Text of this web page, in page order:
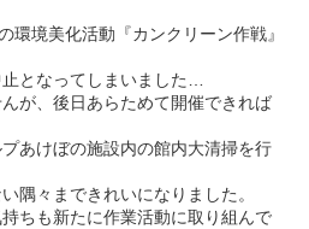
環境美化活動『カンクリーン作戦』
となってしまいました…
が、後日あらためて開催できれば
あけぼの施設内の館内大清掃を行
隅々まできれいになりました。
ちも新たに作業活動に取り組んで